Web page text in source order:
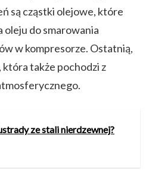
są cząstki olejowe, które
oleju do smarowania
w kompresorze. Ostatnią,
także pochodzi z
ze stali nierdzewnej?